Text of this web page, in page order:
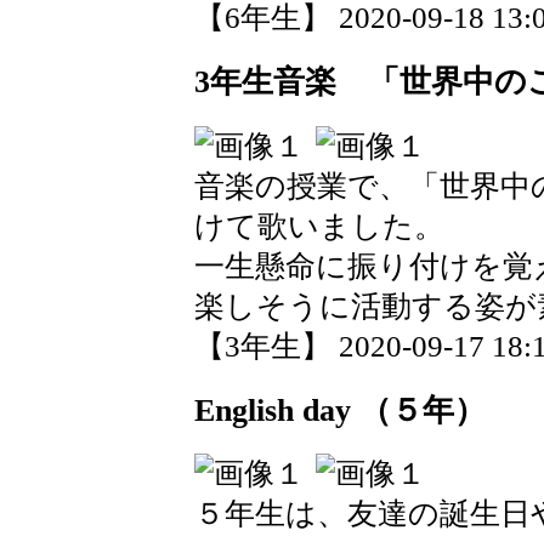
【6年生】 2020-09-18
3年生音楽 「世界中の
音楽の授業で、「世界
けて歌いました。
一生懸命に振り付けを
楽しそうに活動する姿
【3年生】 2020-09-17
English day （５年）
５年生は、友達の誕生